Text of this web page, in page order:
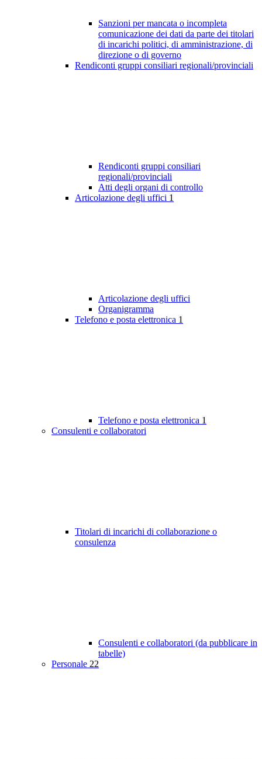
Sanzioni per mancata o incompleta
comunicazione dei dati da parte dei titolari
di incarichi politici, di amministrazione, di
direzione o di governo
Rendiconti gruppi consiliari regionali/provinciali
Rendiconti gruppi consiliari
regionali/provinciali
Atti degli organi di controllo
Articolazione degli uffici 1
Articolazione degli uffici
Organigramma
Telefono e posta elettronica 1
Telefono e posta elettronica 1
Consulenti e collaboratori
Titolari di incarichi di collaborazione o
consulenza
Consulenti e collaboratori (da pubblicare in
tabelle)
Personale 22